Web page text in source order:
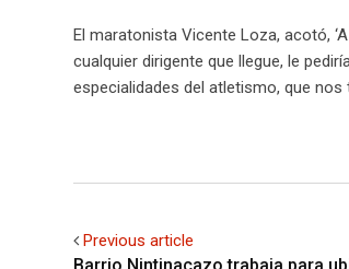
El maratonista Vicente Loza, acotó,
cualquier dirigente que llegue, le
especialidades del atletismo, que nos
Previous article